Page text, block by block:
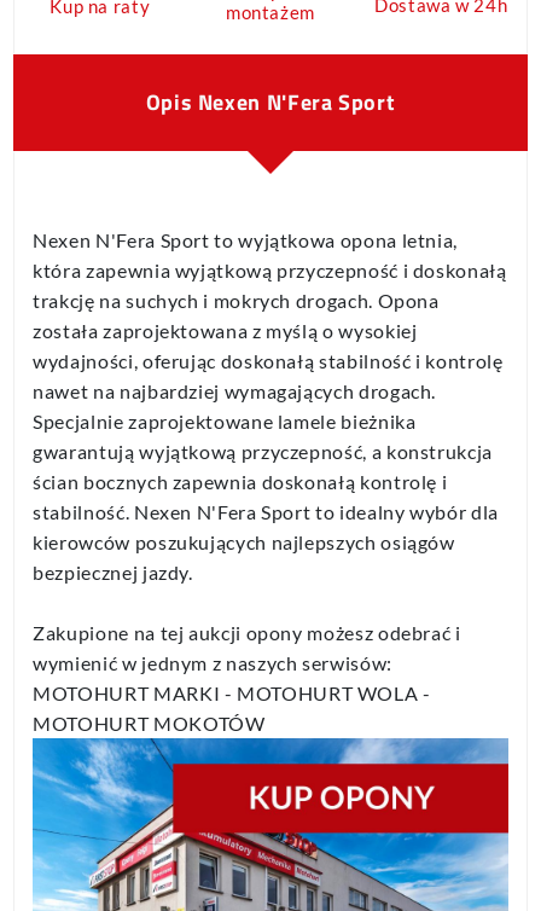
Kup na raty
montażem
Dostawa w 24h
Opis Nexen N'Fera Sport
Nexen N'Fera Sport to wyjątkowa opona letnia,
która zapewnia wyjątkową przyczepność i doskonałą
trakcję na suchych i mokrych drogach. Opona
została zaprojektowana z myślą o wysokiej
wydajności, oferując doskonałą stabilność i kontrolę
nawet na najbardziej wymagających drogach.
Specjalnie zaprojektowane lamele bieżnika
gwarantują wyjątkową przyczepność, a konstrukcja
ścian bocznych zapewnia doskonałą kontrolę i
stabilność. Nexen N'Fera Sport to idealny wybór dla
kierowców poszukujących najlepszych osiągów
bezpiecznej jazdy.
Zakupione na tej aukcji opony możesz odebrać i
wymienić w jednym z naszych serwisów:
MOTOHURT MARKI - MOTOHURT WOLA -
MOTOHURT MOKOTÓW